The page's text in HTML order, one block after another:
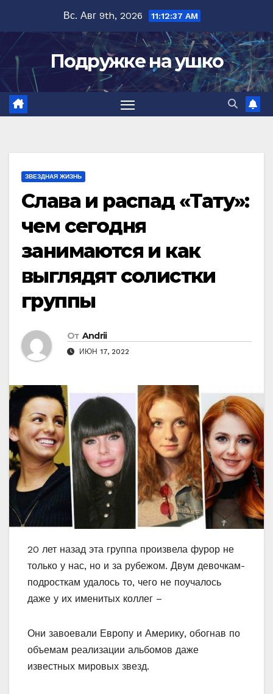
содержимому
Вс. Авг 9th, 2026 11:12:39 AM
Подружке на ушко
ЗВЕЗДНАЯ ЖИЗНЬ
Слава и распад «Тату»:
чем сегодня
занимаются и как
выглядят солистки
группы
От Andrii
ИЮН 17, 2022
20 лет назад эта группа произвела фурор не
только у нас, но и за рубежом. Двум девочкам-
подросткам удалось то, чего не поучалось
даже у их именитых коллег –
Они завоевали Европу и Америку, обогнав по
объемам реализации альбомов даже
известных мировых звезд.